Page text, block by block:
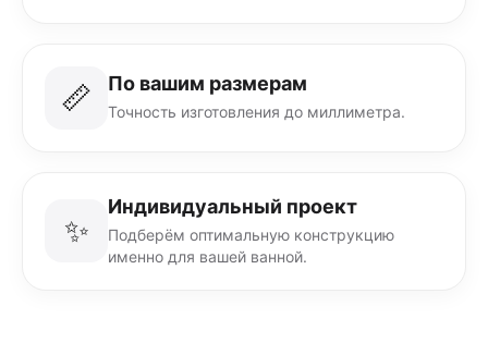
📏 По вашим размерам
Точность изготовления до миллиметра.
✨
Индивидуальный проект
Подберём оптимальную конструкцию
именно для вашей ванной.